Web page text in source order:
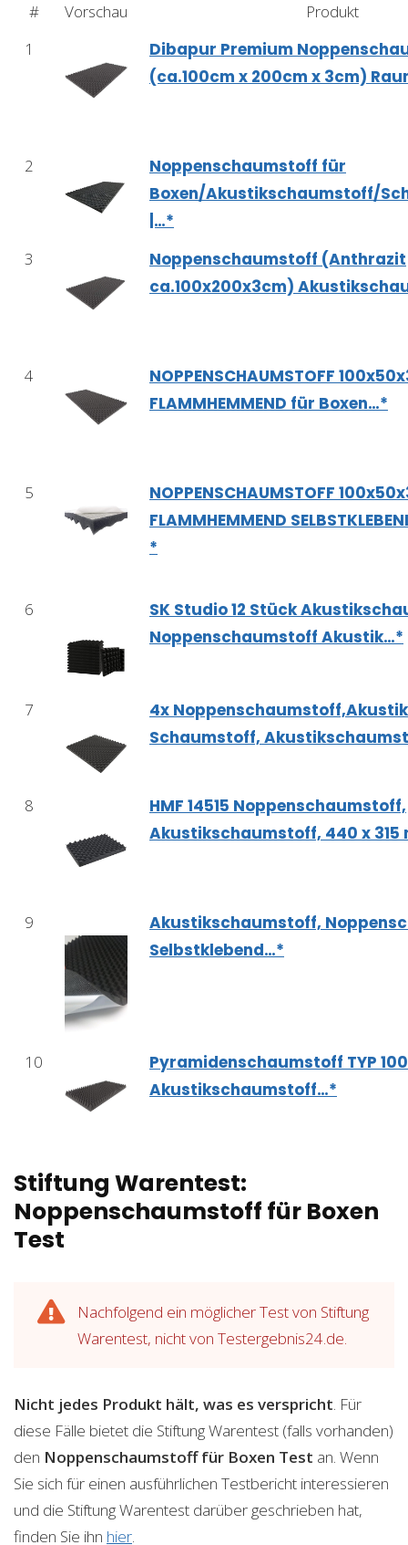
# Vorschau
Produkt
1
Dibapur Premium
(ca.100cm x 200cm x 3cm)
2
Noppenschaumstoff für
Boxen/Akustikschaumstoff/
|…*
3
Noppenschaumstoff (Anthrazit
ca.100x200x3cm)
4
NOPPENSCHAUMSTOFF
FLAMMHEMMEND für Boxen…*
5
NOPPENSCHAUMSTOFF
FLAMMHEMMEND
*
6
SK Studio 12 Stück
Noppenschaumstoff Akustik…*
7
4x Noppenschaumstoff,Akustik
Schaumstoff,
8
HMF 14515 Noppenschaumstoff,
Akustikschaumstoff, 440 x 315
9
Akustikschaumstoff,
Selbstklebend…*
10
Pyramidenschaumstoff TYP
Akustikschaumstoff…*
Stiftung Warentest:
Noppenschaumstoff für Boxen
Test
Nachfolgend ein möglicher Test von Stiftung
Warentest, nicht von Testergebnis24.de.
Nicht jedes Produkt hält, was es verspricht. Für
diese Fälle bietet die Stiftung Warentest (falls vorhanden)
den Noppenschaumstoff für Boxen Test an. Wenn
Sie sich für einen ausführlichen Testbericht interessieren
und die Stiftung Warentest darüber geschrieben hat,
finden Sie ihn hier.